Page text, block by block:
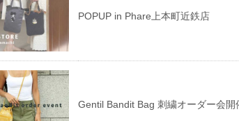
POPUP in Phare上本町近鉄店
Gentil Bandit Bag 刺繍オーダー会開